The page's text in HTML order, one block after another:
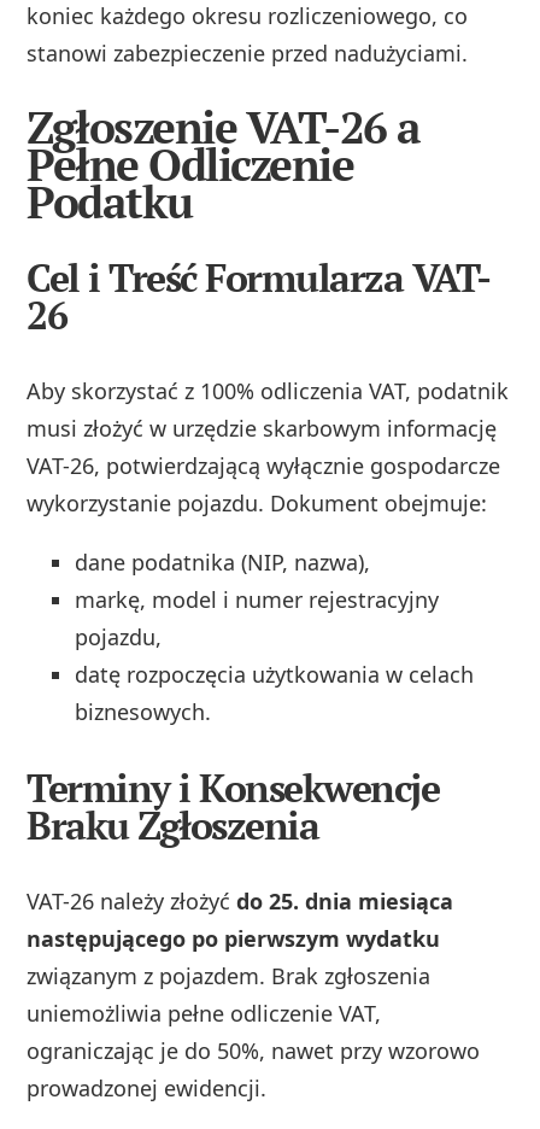
koniec każdego okresu rozliczeniowego, co
stanowi zabezpieczenie przed nadużyciami.
Zgłoszenie VAT-26 a
Pełne Odliczenie
Podatku
Cel i Treść Formularza VAT-
26
Aby skorzystać z 100% odliczenia VAT, podatnik
musi złożyć w urzędzie skarbowym informację
VAT-26, potwierdzającą wyłącznie gospodarcze
wykorzystanie pojazdu. Dokument obejmuje:
dane podatnika (NIP, nazwa),
markę, model i numer rejestracyjny
pojazdu,
datę rozpoczęcia użytkowania w celach
biznesowych.
Terminy i Konsekwencje
Braku Zgłoszenia
VAT-26 należy złożyćdo 25. dnia miesiąca
następującego po pierwszym wydatku
związanym z pojazdem. Brak zgłoszenia
uniemożliwia pełne odliczenie VAT,
ograniczając je do 50%, nawet przy wzorowo
prowadzonej ewidencji.